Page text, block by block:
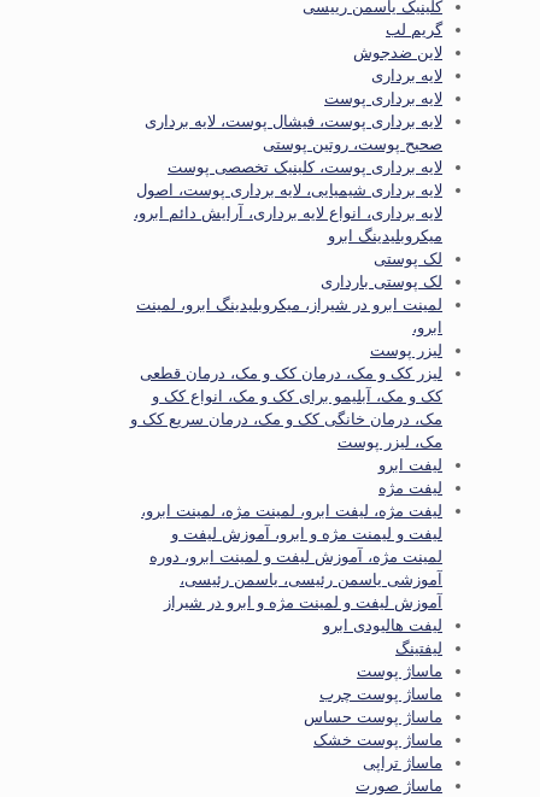
کلینیک یاسمن رییسی
گریم لب
لاین ضدجوش
لایه برداری
لایه برداری پوست
لایه برداری پوست، فیشال پوست، لایه برداری
صحیح پوست، روتین پوستی
لایه برداری پوست، کلینیک تخصصی پوست
لایه برداری شیمیایی، لایه برداری پوست، اصول
لایه برداری، انواع لایه برداری، آرایش دائم ابرو،
میکروبلیدینگ ابرو
لک پوستی
لک پوستی بارداری
لمینت ابرو در شیراز، میکروبلیدینگ ابرو، لمینت
ابرو،
لیزر پوست
لیزر کک و مک، درمان کک و مک، درمان قطعی
کک و مک، آبلیمو برای کک و مک، انواع کک و
مک، درمان خانگی کک و مک، درمان سریع کک و
مک، لیزر پوست
لیفت ابرو
لیفت مژه
لیفت مژه، لیفت ابرو، لمینت مژه، لمینت ابرو،
لیفت و لیمنت مژه و ابرو، آموزش لیفت و
لمینت مژه، آموزش لیفت و لمینت ابرو، دوره
آموزشی یاسمن رئیسی، یاسمن رئیسی،
آموزش لیفت و لمینت مژه و ابرو در شیراز
لیفت هالیودی ابرو
لیفتینگ
ماساژ پوست
ماساژ پوست چرب
ماساژ پوست حساس
ماساژ پوست خشک
ماساژ تراپی
ماساژ صورت